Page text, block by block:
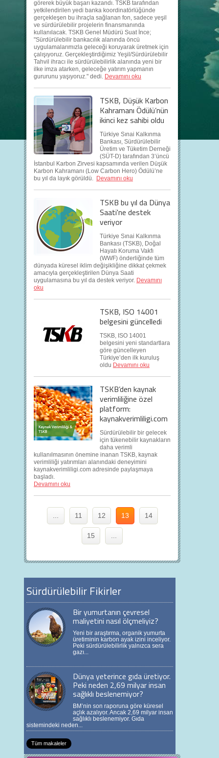
görerek büyük başarı kazandı. TSKB tarafından
yetkilendirilen yedi banka koordinatörlüğünde
gerçekleşen bu ihraçla sağlanan fon, sadece yeşil
ve sürdürülebilir projelerin finansmanında
kullanılacak. TSKB Genel Müdürü Suat İnce;
"Sürdürülebilir bankacılık alanında öncü
uygulamalarımızla geleceği koruyarak üretmek için
çalışıyoruz. Gerçekleştirdiğimiz Yeşil/Sürdürülebilir
Tahvil ihracı ile sürdürülebilirlik alanında yeni bir
ilke imza atarken, geleceğe yatırım yapmanın
gururunu yaşıyoruz." dedi. Devamını oku
TSKB, Düşük Karbon
Kahramanı Ödülü’nün
ikinci kez sahibi oldu
Türkiye Sınai Kalkınma
Bankası, Sürdürülebilir
Üretim ve Tüketim Derneği
(SÜT-D) tarafından 3’üncü
İstanbul Karbon Zirvesi kapsamında verilen Düşük
Karbon Kahramanı (Low Carbon Hero) Ödülü’ne
bu yıl da layık görüldü. Devamını oku
TSKB bu yıl da Dünya
Saati'ne destek
veriyor
Türkiye Sınai Kalkınma
Bankası (TSKB), Doğal
Hayatı Koruma Vakfı
(WWF) önderliğinde tüm
dünyada küresel iklim değişikliğine dikkat çekmek
amacıyla gerçekleştirilen Dünya Saati
uygulamasına bu yıl da destek veriyor. Devamını
oku
TSKB, ISO 14001
belgesini güncelledi
TSKB, ISO 14001
belgesini yeni standartlara
göre güncelleyen
Türkiye’den ilk kuruluş
oldu Devamını oku
TSKB’den kaynak
verimliliğine özel
platform:
kaynakverimliligi.com
Sürdürülebilir bir gelecek
için tükenebilir kaynakların
daha verimli
kullanılmasının önemine inanan TSKB, kaynak
verimliliği yatırımları alanındaki deneyimini
kaynakverimliligi.com adresinde paylaşmaya
başladı.
Devamını oku
11 12 13 14
15
Sürdürülebilir Fikirler
Bir yumurtanın çevresel
maliyetini nasıl ölçmeliyiz?
Yeni bir araştırma, organik yumurta
üretiminin karbon ayak izini inceliyor.
Peki sürdürülebilirlik yalnızca sera
gazı...
Dünya yeterince gıda üretiyor.
Peki neden 2,69 milyar insan
sağlıklı beslenemiyor?
BM’nin son raporuna göre küresel
açlık azalıyor. Ancak 2,69 milyar insan
sağlıklı beslenemiyor. Gıda
sistemindeki neden...
Tüm makaleler